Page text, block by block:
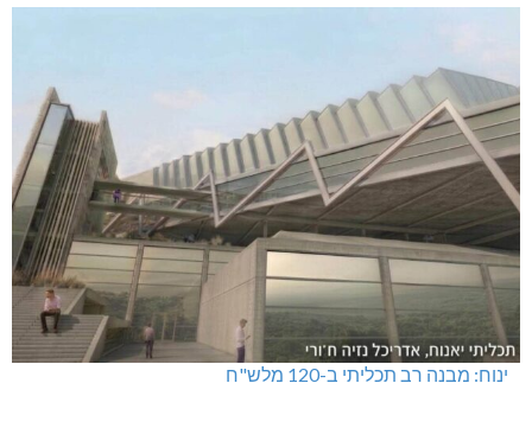
ינוח: מבנה רב תכליתי ב-120 מלש"ח